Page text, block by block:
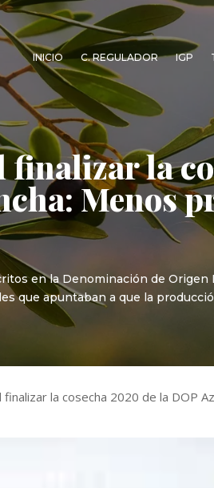
INICIO C. REGULADOR IGP
la
Menos
en la Denominación de Origen
que apuntaban a que la
finalizar la cosecha 2020 de la DOP